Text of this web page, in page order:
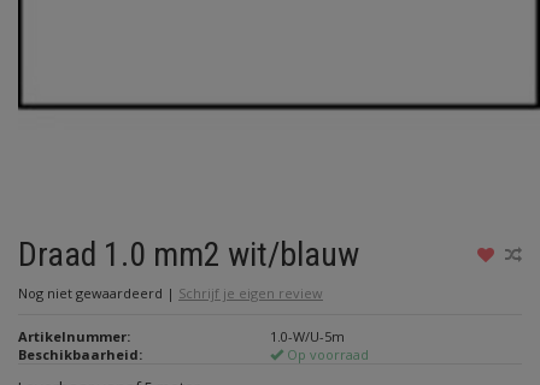
Draad 1.0 mm2 wit/blauw
Nog niet gewaardeerd | Schrijf je eigen review
Artikelnummer:
1.0-W/U-5m
Beschikbaarheid:
Op voorraad